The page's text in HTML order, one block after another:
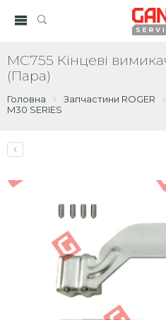
MC755 Кінцеві
(Пара)
Головна Запчастини ROGER
M30 SERIES